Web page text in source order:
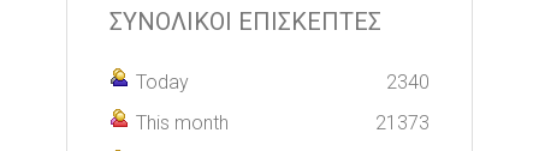
ΣΥΝΟΛΙΚΟΙ ΕΠΙΣΚΕΠΤΕΣ
Today
2340
This month
21373